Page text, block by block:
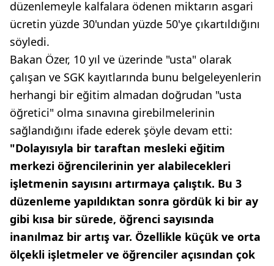
düzenlemeyle kalfalara ödenen miktarın asgari
ücretin yüzde 30'undan yüzde 50'ye çıkartıldığını
söyledi.
Bakan Özer, 10 yıl ve üzerinde "usta" olarak
çalışan ve SGK kayıtlarında bunu belgeleyenlerin
herhangi bir eğitim almadan doğrudan "usta
öğretici" olma sınavına girebilmelerinin
sağlandığını ifade ederek şöyle devam etti:
"Dolayısıyla bir taraftan mesleki eğitim
merkezi öğrencilerinin yer alabilecekleri
işletmenin sayısını artırmaya çalıştık. Bu 3
düzenleme yapıldıktan sonra gördük ki bir ay
gibi kısa bir sürede, öğrenci sayısında
inanılmaz bir artış var. Özellikle küçük ve orta
ölçekli işletmeler ve öğrenciler açısından çok